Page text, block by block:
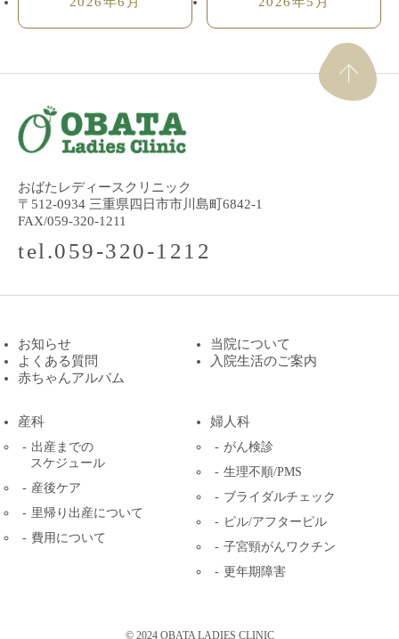
おばたレディースクリニック
〒512-0934 三重県四日市市川島町6842-1
FAX/059-320-1211
tel.059-320-1212
お知らせ
当院について
よくある質問
入院生活のご案内
赤ちゃんアルバム
産科
出産までの
スケジュール
産後ケア
里帰り出産について
費用について
婦人科
がん検診
生理不順/PMS
ブライダルチェック
ピル/アフターピル
子宮頸がんワクチン
更年期障害
© 2024 OBATA LADIES CLINIC